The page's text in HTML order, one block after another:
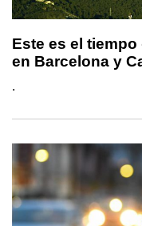
Este es el
en Barcelona y
.